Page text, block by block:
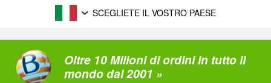
SCEGLIETE IL VOSTRO PAESE
Oltre 10 Milioni di ordini in tutto il
mondo dal 2001 »